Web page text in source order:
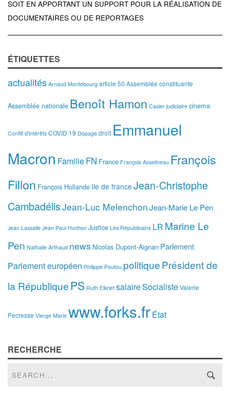
SOIT EN APPORTANT UN SUPPORT POUR LA RÉALISATION DE
DOCUMENTAIRES OU DE REPORTAGES
ÉTIQUETTES
actualités Arnaud Montebourg article 50 Assemblée constituante
Assemblée nationale Benoît Hamon Casier judiciaire cinema
Conflit d'intérêts COVID 19 Dopage droit Emmanuel
Macron FamilleFN France François Asselineau François
Fillon François Hollande Ile de france Jean-Christophe
CambadélisJean-Luc MelenchonJean-Marie Le Pen
Jean Lassalle Jean Paul Huchon Justice Les Républicains LR Marine Le
Pen Nathalie Arthaud news Nicolas Dupont-Aignan Parlement
Parlement européen Philippe Poutou politiquePrésident de
la République PS Ruth Elkrief salaireSocialisteValerie
Pecresse Vierge Marie www.forks.frÉtat
RECHERCHE